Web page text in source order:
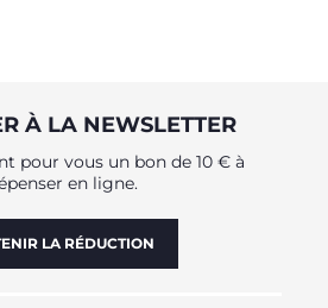
À LA NEWSLETTER
pour vous un bon de 10 € à
en ligne.
LA RÉDUCTION